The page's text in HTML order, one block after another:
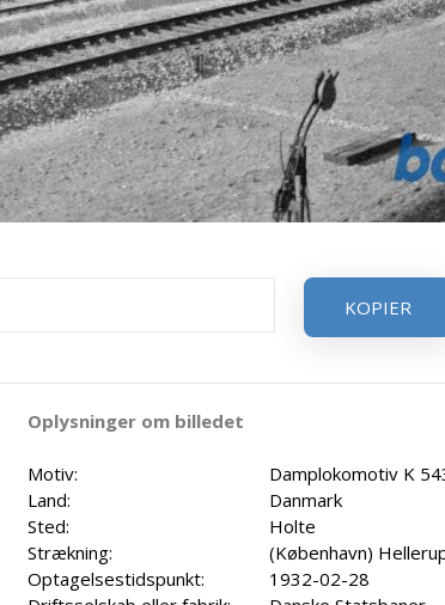
KOPIER
Oplysninger om billedet
Motiv:
Damplokomotiv K
Land:
Danmark
Sted:
Holte
Strækning:
(København)
Optagelsestidspunkt:
1932-02-28